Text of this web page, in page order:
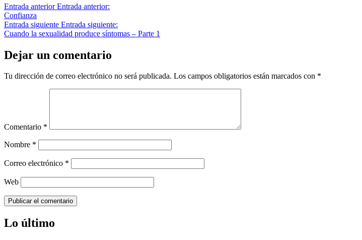
Entrada anterior Entrada anterior:
Confianza
Entrada siguiente Entrada siguiente:
Cuando la sexualidad produce síntomas – Parte 1
Dejar un comentario
Tu dirección de correo electrónico no será publicada. Los campos obligatorios están marcados con *
Comentario *
Nombre *
Correo electrónico *
Web
Lo último